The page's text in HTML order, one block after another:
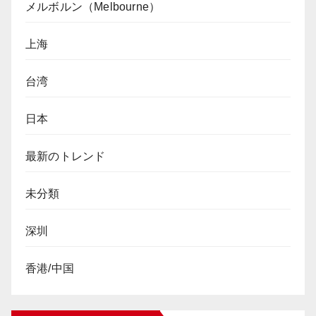
メルボルン（Melbourne）
上海
台湾
日本
最新のトレンド
未分類
深圳
香港/中国